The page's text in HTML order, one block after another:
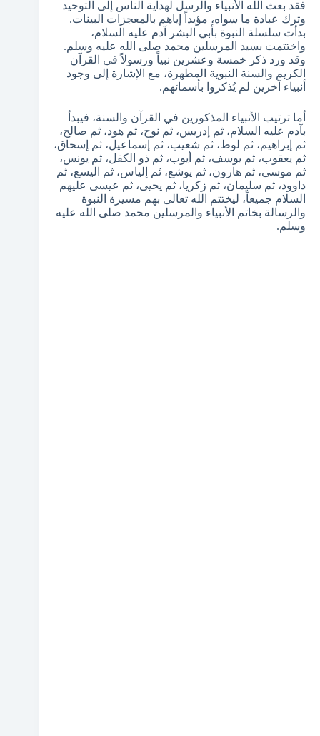
فقد بعث الله الأنبياء والرسل لهداية الناس إلى التوحيد
وترك عبادة ما سواه، مؤيداً إياهم بالمعجزات البينات.
بدأت سلسلة النبوة بأبي البشر آدم عليه السلام،
واختتمت بسيد المرسلين محمد صلى الله عليه وسلم.
وقد ورد ذكر خمسة وعشرين نبياً ورسولاً في القرآن
الكريم والسنة النبوية المطهرة، مع الإشارة إلى وجود
أنبياء آخرين لم يُذكروا بأسمائهم.
أما ترتيب الأنبياء المذكورين في القرآن والسنة، فيبدأ
بآدم عليه السلام، ثم إدريس، ثم نوح، ثم هود، ثم صالح،
ثم إبراهيم، ثم لوط، ثم شعيب، ثم إسماعيل، ثم إسحاق،
ثم يعقوب، ثم يوسف، ثم أيوب، ثم ذو الكفل، ثم يونس،
ثم موسى، ثم هارون، ثم يوشع، ثم إلياس، ثم اليسع، ثم
داوود، ثم سليمان، ثم زكريا، ثم يحيى، ثم عيسى عليهم
السلام جميعاً، ليختتم الله تعالى بهم مسيرة النبوة
والرسالة بخاتم الأنبياء والمرسلين محمد صلى الله عليه
وسلم.